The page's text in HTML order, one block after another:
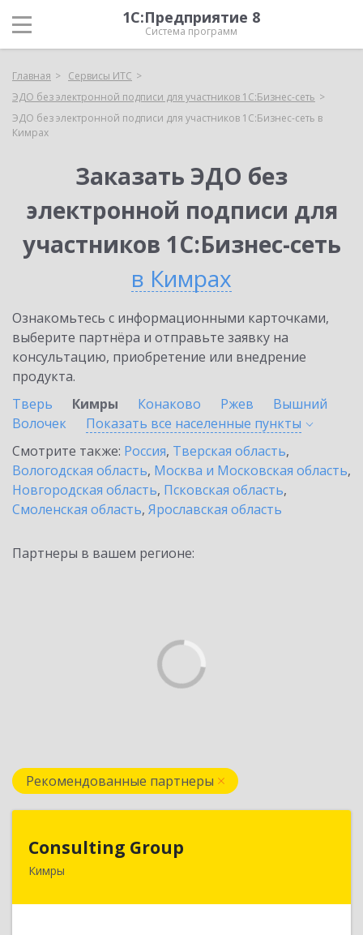
1С:Предприятие 8
Система программ
Главная
Сервисы ИТС
ЭДО без электронной подписи для участников 1С:Бизнес-сеть
ЭДО без электронной подписи для участников 1С:Бизнес-сеть в
Кимрах
Заказать ЭДО без
электронной подписи для
участников 1С:Бизнес-сеть
в Кимрах
Ознакомьтесь с информационными карточками,
выберите партнёра и отправьте заявку на
консультацию, приобретение или внедрение
продукта.
Тверь
Кимры Конаково Ржев
Вышний
Волочек
Показать все населенные пункты
Смотрите также: Россия, Тверская область,
Вологодская область, Москва и Московская область,
Новгородская область, Псковская область,
Смоленская область, Ярославская область
Партнеры в вашем регионе:
Рекомендованные партнеры
Consulting Group
Кимры
171507, Тверская обл, Кимры г, Малая Садовая